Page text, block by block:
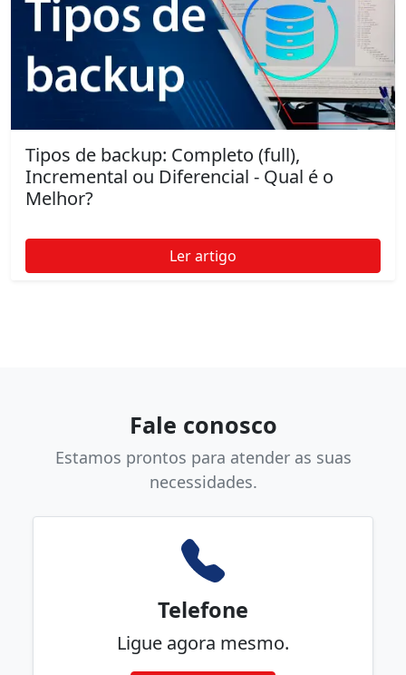
Tipos de backup: Completo (full),
Incremental ou Diferencial - Qual é o
Melhor?
Ler artigo
Fale conosco
Estamos prontos para atender as suas
necessidades.
Telefone
Ligue agora mesmo.